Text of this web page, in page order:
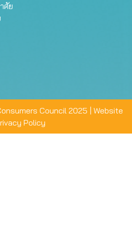
ศัย
Council 2025 | Website
Policy